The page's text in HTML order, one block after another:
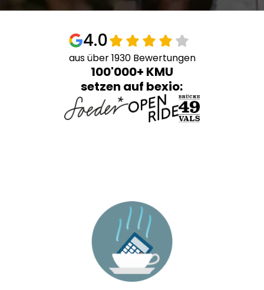
4.0
aus über 1930 Bewertungen
100'000+ KMU
setzen auf bexio: